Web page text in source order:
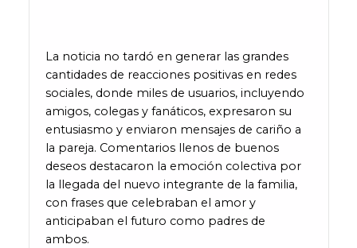
La noticia no tardó en generar las grandes
cantidades de reacciones positivas en redes
sociales, donde miles de usuarios, incluyendo
amigos, colegas y fanáticos, expresaron su
entusiasmo y enviaron mensajes de cariño a
la pareja. Comentarios llenos de buenos
deseos destacaron la emoción colectiva por
la llegada del nuevo integrante de la familia,
con frases que celebraban el amor y
anticipaban el futuro como padres de
ambos.